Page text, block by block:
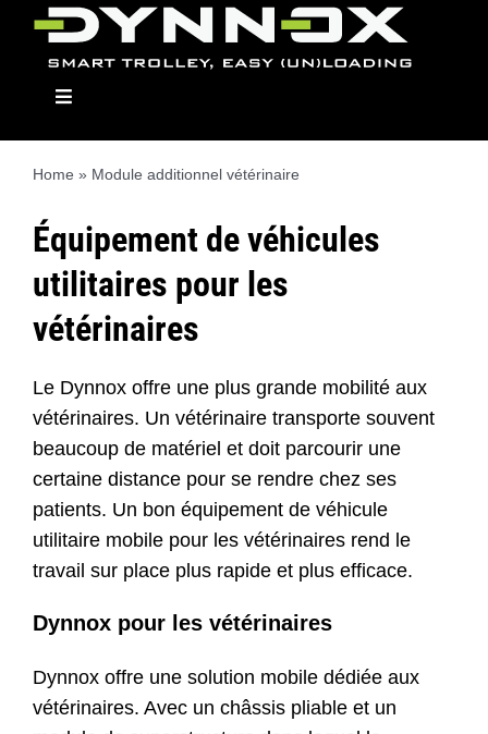
Skip
Toggle
Dynnox
Modellen
Dealers
Contact
Boutique
Home » Module additionnel vétérinaire
Équipement de véhicules
utilitaires pour les
vétérinaires
Le Dynnox offre une plus grande mobilité aux
vétérinaires. Un vétérinaire transporte souvent
beaucoup de matériel et doit parcourir une
certaine distance pour se rendre chez ses
patients. Un bon équipement de véhicule
utilitaire mobile pour les vétérinaires rend le
travail sur place plus rapide et plus efficace.
Dynnox pour les vétérinaires
Dynnox offre une solution mobile dédiée aux
vétérinaires. Avec un châssis pliable et un